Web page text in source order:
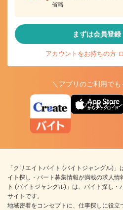
省略
まずは会員登録
アカウントをお持ちの方
＼アプリのご利用で
アプリ版ダウ
「クリエイトバイト (バイトジャングル)
イト探し・パート募集情報が満載の求人情
ト (バイトジャングル)」は、バイト探し
サイトです。
地域密着をコンセプトに、仕事探しに役立